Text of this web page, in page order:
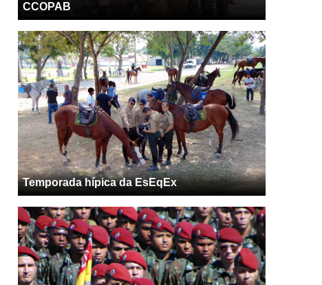
CCOPAB
Temporada hípica da EsEqEx